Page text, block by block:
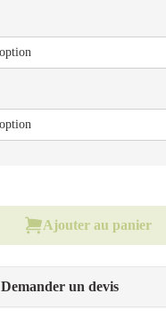
Ajouter au panier
Demander un devis